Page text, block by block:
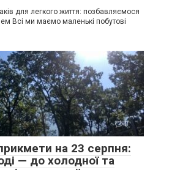
для легкого життя: позбавляємося
Всі ми маємо маленькі побутові
0
на 23 серпня:
— до холодної та